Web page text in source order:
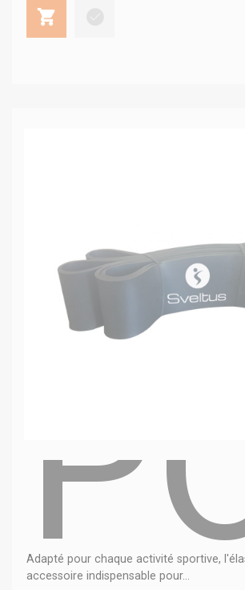
Adapté pour chaque activité sportive,
accessoire indispensable pour...